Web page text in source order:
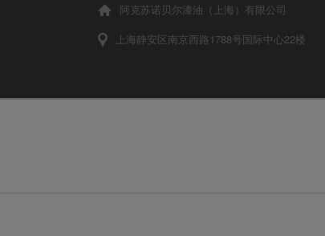
阿克苏诺贝尔漆油（上海）有限公司
上海静安区南京西路1788号国际中心22楼